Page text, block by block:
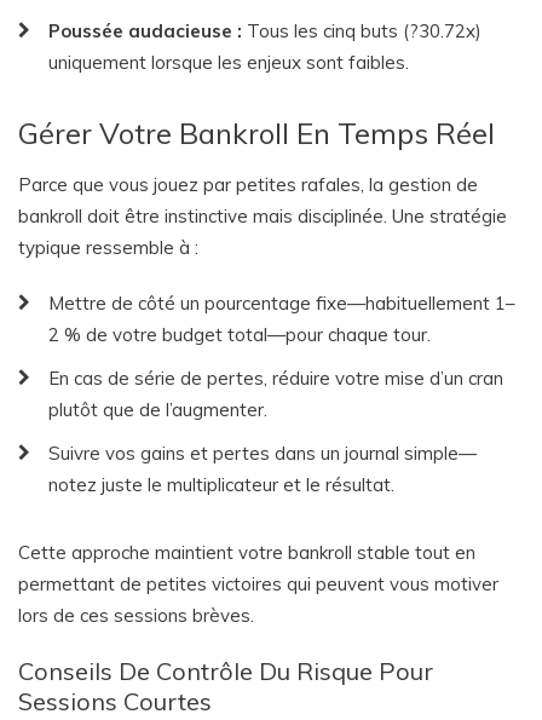
Poussée audacieuse : Tous les cinq buts (?30.72x)
uniquement lorsque les enjeux sont faibles.
Gérer Votre Bankroll En Temps Réel
Parce que vous jouez par petites rafales, la gestion de
bankroll doit être instinctive mais disciplinée. Une stratégie
typique ressemble à :
Mettre de côté un pourcentage fixe—habituellement 1–
2 % de votre budget total—pour chaque tour.
En cas de série de pertes, réduire votre mise d’un cran
plutôt que de l’augmenter.
Suivre vos gains et pertes dans un journal simple—
notez juste le multiplicateur et le résultat.
Cette approche maintient votre bankroll stable tout en
permettant de petites victoires qui peuvent vous motiver
lors de ces sessions brèves.
Conseils De Contrôle Du Risque Pour
Sessions Courtes